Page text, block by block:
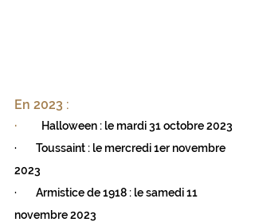
En 2023 :
·
Halloween : le mardi 31 octobre 2023
·        Toussaint : le mercredi 1er novembre
2023
·        Armistice de 1918 : le samedi 11
novembre 2023